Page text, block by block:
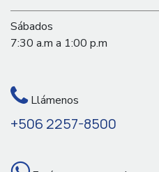
Sábados
7:30 a.m a 1:00 p.m
Llámenos
+506 2257-8500